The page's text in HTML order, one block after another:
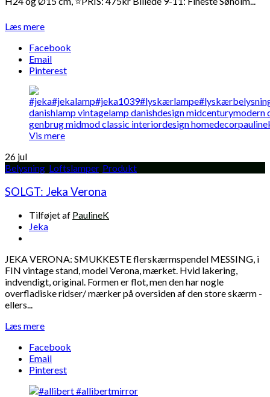
Læs mere
Facebook
Email
Pinterest
Vis mere
26 jul
Belysning Loftslamper, Produkt
SOLGT: Jeka Verona
Tilføjet af PaulineK
Jeka
JEKA VERONA: SMUKKESTE flerskærmspendel MESSING, i
FIN vintage stand, model Verona, mærket. Hvid lakering,
indvendigt, original. Formen er flot, men den har nogle
overfladiske ridser/ mærker på oversiden af den store skærm -
ellers...
Læs mere
Facebook
Email
Pinterest